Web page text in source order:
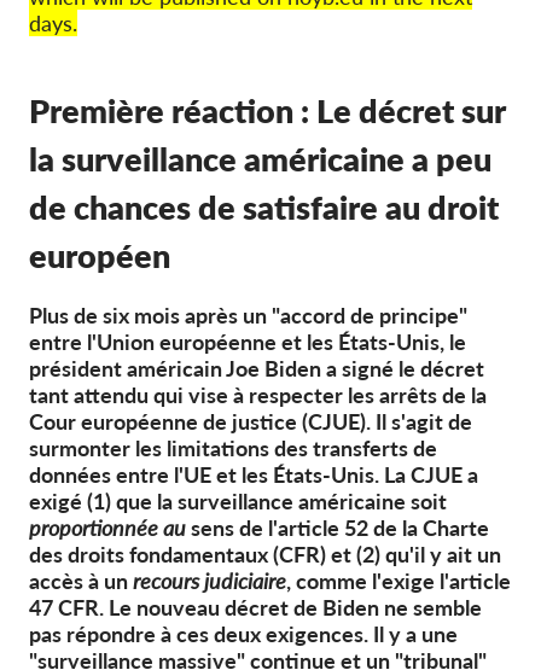
GDPRhub
days.
Première réaction : Le décret sur
la surveillance américaine a peu
de chances de satisfaire au droit
européen
Plus de six mois après un "accord de principe"
entre l'Union européenne et les États-Unis, le
président américain Joe Biden a signé le décret
tant attendu qui vise à respecter les arrêts de la
Cour européenne de justice (CJUE). Il s'agit de
surmonter les limitations des transferts de
données entre l'UE et les États-Unis. La CJUE a
exigé (1) que la surveillance américaine soit
proportionnée ausens de l'article 52 de la Charte
des droits fondamentaux (CFR) et (2) qu'il y ait un
accès à unrecours judiciaire, comme l'exige l'article
47 CFR. Le nouveau décret de Biden ne semble
pas répondre à ces deux exigences. Il y a une
"surveillance massive" continue et un "tribunal"